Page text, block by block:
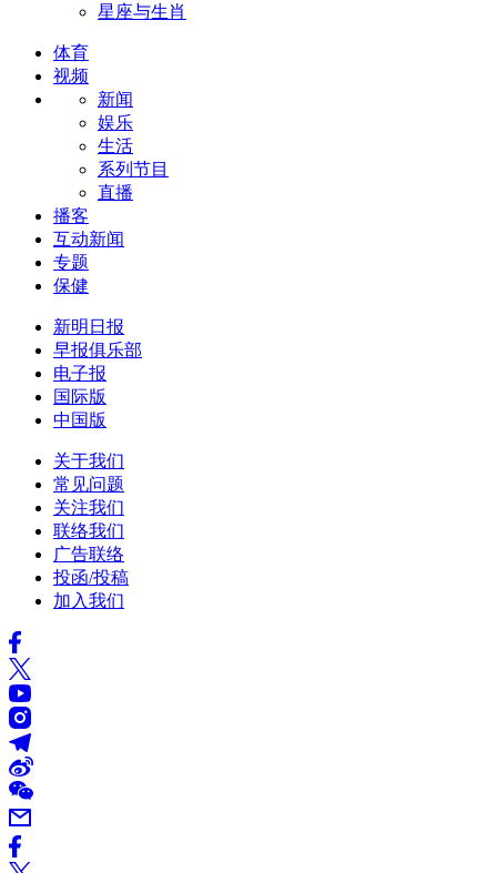
星座与生肖
体育
视频
新闻
娱乐
生活
系列节目
直播
播客
互动新闻
专题
保健
新明日报
早报俱乐部
电子报
国际版
中国版
关于我们
常见问题
关注我们
联络我们
广告联络
投函/投稿
加入我们